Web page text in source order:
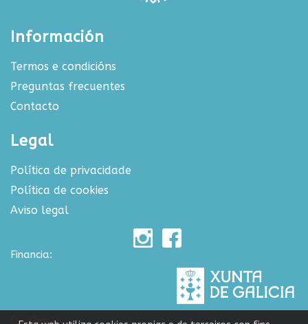
Información
Termos e condicións
Preguntas frecuentes
Contacto
Legal
Política de privacidade
Política de cookies
Aviso legal
Financia:
Colabora: